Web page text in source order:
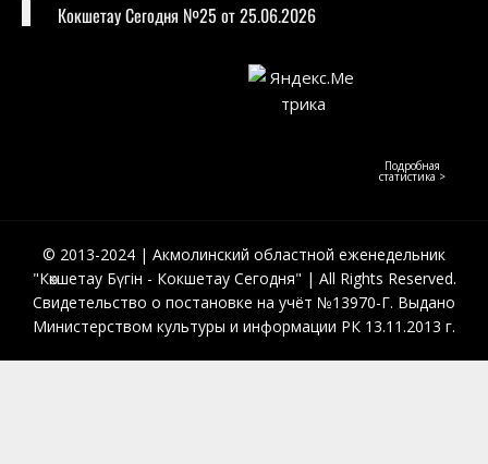
Кокшетау Сегодня №25 от 25.06.2026
Подробная
статистика >
© 2013-2024 | Акмолинский областной еженедельник
"Көкшетау Бүгін - Кокшетау Сегодня" | All Rights Reserved.
Свидетельство о постановке на учёт №13970-Г. Выдано
Министерством культуры и информации РК 13.11.2013 г.